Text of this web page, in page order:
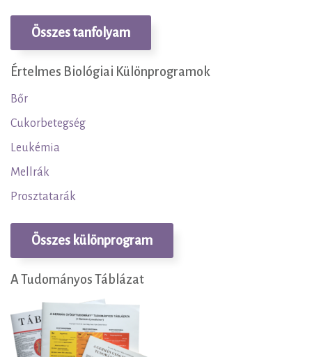
Összes tanfolyam
Értelmes Biológiai Különprogramok
Bőr
Cukorbetegség
Leukémia
Mellrák
Prosztatarák
Összes különprogram
A Tudományos Táblázat